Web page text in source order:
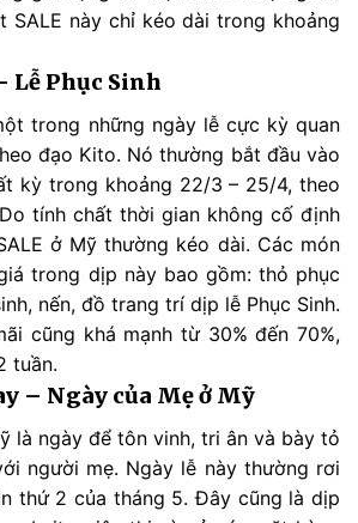
SALE này chỉ kéo dài trong khoảng
Lễ Phục Sinh
trong những ngày lễ cực kỳ quan
đạo Kito. Nó thường bắt đầu vào
kỳ trong khoảng 22/3 – 25/4, theo
tính chất thời gian không cố định
ở Mỹ thường kéo dài. Các món
trong dịp này bao gồm: thỏ phục
nến, đồ trang trí dịp lễ Phục Sinh.
cũng khá mạnh từ 30% đến 70%,
tuần.
– Ngày của Mẹ ở Mỹ
là ngày để tôn vinh, tri ân và bày tỏ
người mẹ. Ngày lễ này thường rơi
thứ 2 của tháng 5. Đây cũng là dịp